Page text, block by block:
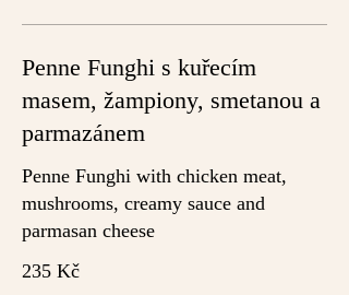
Penne Funghi s kuřecím
masem, žampiony, smetanou a
parmazánem
Penne Funghi with chicken meat,
mushrooms, creamy sauce and
parmasan cheese
235 Kč